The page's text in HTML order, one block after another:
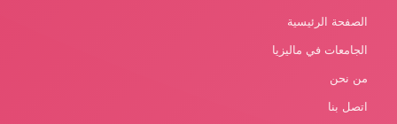
الصفحة الرئيسية
الجامعات في ماليزيا
من نحن
اتصل بنا